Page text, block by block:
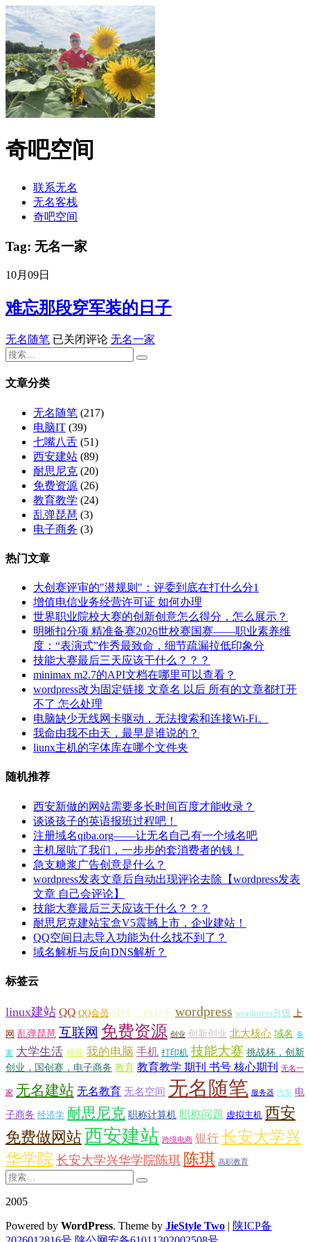
奇吧空间
联系无名
无名客栈
奇吧空间
Tag: 无名一家
10月09日
难忘那段穿军装的日子
无名随笔 难
军
装
的
日
子
已关闭评论 无名一家
文章分类
无名随笔 (217)
电脑IT (39)
七嘴八舌 (51)
西安建站 (89)
耐思尼克 (20)
免费资源 (26)
教育教学 (24)
乱弹琵琶 (3)
电子商务 (3)
热门文章
大创赛评审的"潜规则"：评委到底在打什么分1
增值电信业务经营许可证 如何办理
世界职业院校大赛的创新创意怎么得分，怎么展示？
明晰扣分项 精准备赛2026世校赛国赛——职业素养维
度：“表演式”作秀最致命，细节疏漏拉低印象分
技能大赛最后三天应该干什么？？？
minimax m2.7的API文档在哪里可以查看？
wordpress改为固定链接 文章名 以后 所有的文章都打开
不了 怎么处理
电脑缺少无线网卡驱动，无法搜索和连接Wi-Fi。
我命由我不由天，最早是谁说的？
liunx主机的字体库在哪个文件夹
随机推荐
西安新做的网站需要多长时间百度才能收录？
谈谈孩子的英语报班过程吧！
注册域名qiba.org——让无名自己有一个域名吧
主机屋吭了我们，一步步的套消费者的钱！
急支糖浆广告创意是什么？
wordpress发表文章后自动出现评论去除【wordpress发表
文章 自己会评论】
技能大赛最后三天应该干什么？？？
耐思尼克建站宝盒V5震撼上市，企业建站！
QQ空间日志导入功能为什么找不到了？
域名解析与反向DNS解析？
标签云
linux建站 QQ QQ会员 SD卡，内存卡 wordpress wordpress升级 上
网 乱弹琵琶 互联网 免费资源 创业 创新创业 北大核心 域名 备
案 大学生活 感冒 我的电脑 手机 打印机 技能大赛 挑战杯，创新
创业，国创赛，电子商务 教育 教育教学 期刊 书号 核心期刊 无名一
家 无名建站 无名教育 无名空间 无名随笔 服务器 汽车 电
子商务 经济学 耐思尼克 职称计算机 职称问题 虚拟主机 西安
免费做网站西安建站 跨境电商 银行 长安大学兴
华学院 长安大学兴华学院陈琪 陈琪 高职教育
2005
Powered by WordPress. Theme by JieStyle Two | 陕ICP备